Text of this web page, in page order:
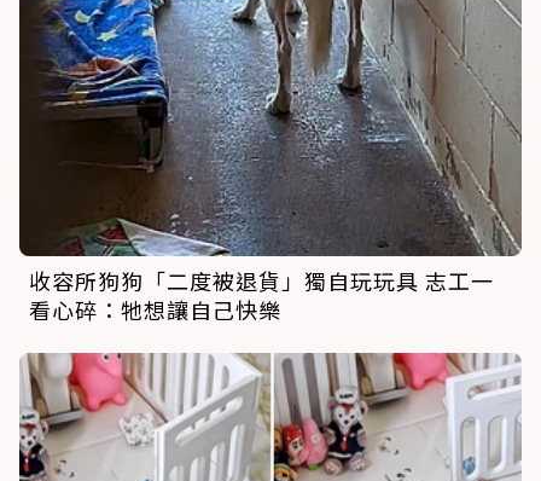
收容所狗狗「二度被退貨」獨自玩玩具 志工一
看心碎：牠想讓自己快樂